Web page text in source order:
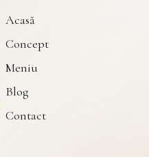
Acasă
Concept
Meniu
Blog
Contact